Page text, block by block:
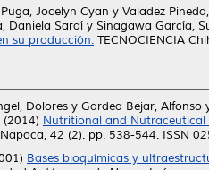
Jocelyn Cyan y Valadez
Daniela Saraí y Sinagawa García,
su producción. TECNOCIENCIA
Dolores y Gardea Bejar, Alfonso
(2014) Nutritional and Nutraceutical
42 (2). pp. 538-544. ISSN
Bases bioquímicas y